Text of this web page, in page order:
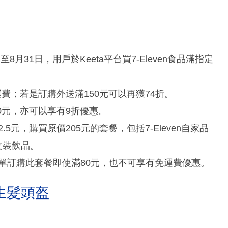
8月31日，用戶於Keeta平台買7-Eleven食品滿指定
；若是訂購外送滿150元可以再獲74折。
，亦可以享有9折優惠。
元，購買原價205元的套餐，包括7-Eleven自家品
飲品。
購此套餐即使滿80元，也不可享有免運費優惠。
髮頭盔